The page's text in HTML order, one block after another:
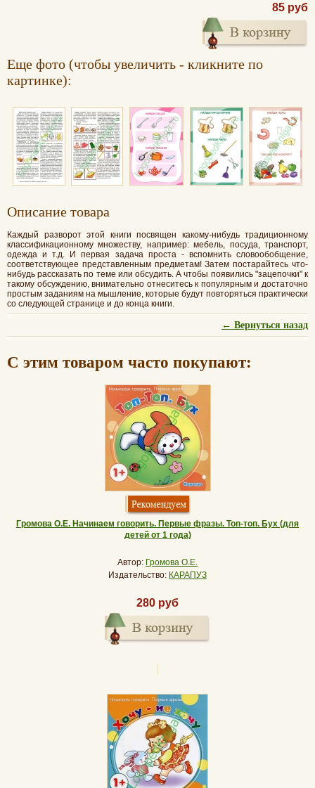
85 руб
Еще фото (чтобы увеличить - кликните по
картинке):
Oписание товара
Каждый разворот этой книги посвящен какому-нибудь традиционному
классификационному множеству, например: мебель, посуда, транспорт,
одежда и т.д. И первая задача проста - вспомнить словообобщение,
соответствующее представленным предметам! Затем постарайтесь что-
нибудь рассказать по теме или обсудить. А чтобы появились "зацепочки" к
такому обсуждению, внимательно отнеситесь к популярным и достаточно
простым заданиям на мышление, которые будут повторяться практически
со следующей странице и до конца книги.
← Вернуться назад
С этим товаром часто покупают:
Громова О.Е. Начинаем говорить. Первые фразы. Топ-топ. Бух (для
детей от 1 года)
Автор: Громова О.Е.
Издательство: КАРАПУЗ
280 руб